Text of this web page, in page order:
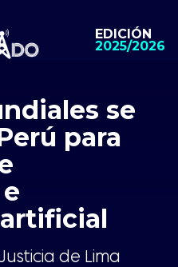
EDICIÓN
2025/2026
se
para
de Lima